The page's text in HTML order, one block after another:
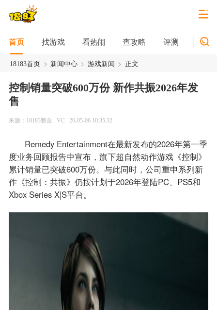
首页 找游戏 看热闹 查攻略 评测 新游
18183首页 > 新闻中心 > 游戏新闻 > 正文
控制销量突破600万份 新作共振2026年发
售
来源：18183整合 VC 26-05-06 10:35:32
Remedy Entertainment在最新发布的2026年第一季
度业务回顾报告中宣布，旗下超自然动作游戏《控制》
累计销量已突破600万份。与此同时，公司重申系列新
作《控制：共振》仍按计划于2026年登陆PC、PS5和
Xbox Series X|S平台。